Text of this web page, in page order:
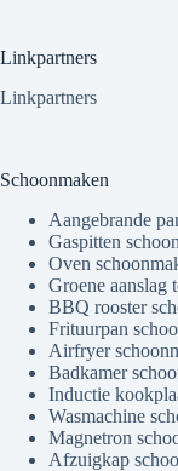
Linkpartners
Linkpartners
Schoonmaken
Aangebrande
Gaspitten
Oven
Groene aanslag
BBQ rooster
Frituurpan
Airfryer
Badkamer
Inductie
Wasmachine
Magnetron
Afzuigkap